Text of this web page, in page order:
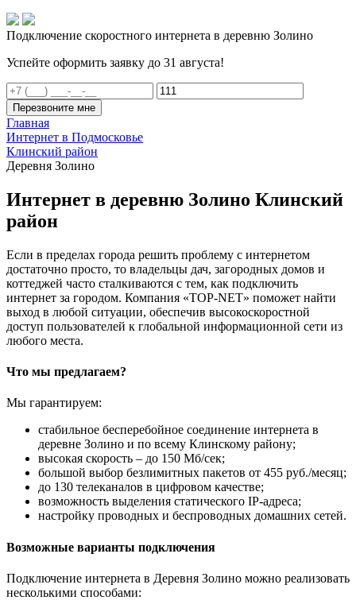
Подключение скоростного интернета в деревню Золино
Успейте оформить заявку до 31 августа!
Перезвоните мне
Главная
Интернет в Подмосковье
Клинский район
Деревня Золино
Интернет в деревню Золино Клинский
район
Если в пределах города решить проблему с интернетом
достаточно просто, то владельцы дач, загородных домов и
коттеджей часто сталкиваются с тем, как подключить
интернет за городом. Компания «TOP-NET» поможет найти
выход в любой ситуации, обеспечив высокоскоростной
доступ пользователей к глобальной информационной сети из
любого места.
Что мы предлагаем?
Мы гарантируем:
стабильное бесперебойное соединение интернета в
деревне Золино и по всему Клинскому району;
высокая скорость – до 150 Мб/сек;
большой выбор безлимитных пакетов от 455 руб./месяц;
до 130 телеканалов в цифровом качестве;
возможность выделения статического IP-адреса;
настройку проводных и беспроводных домашних сетей.
Возможные варианты подключения
Подключение интернета в Деревня Золино можно реализовать
несколькими способами: